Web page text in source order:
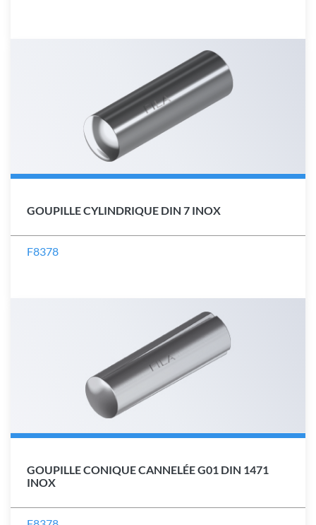
GOUPILLE CYLINDRIQUE DIN 7 INOX
F8378
GOUPILLE CONIQUE CANNELÉE G01 DIN 1471
INOX